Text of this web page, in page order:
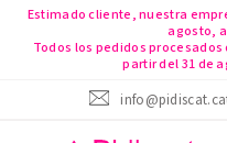
Estimado cliente, nuestra
agosto,
Todos los pedidos
partir del 31 de